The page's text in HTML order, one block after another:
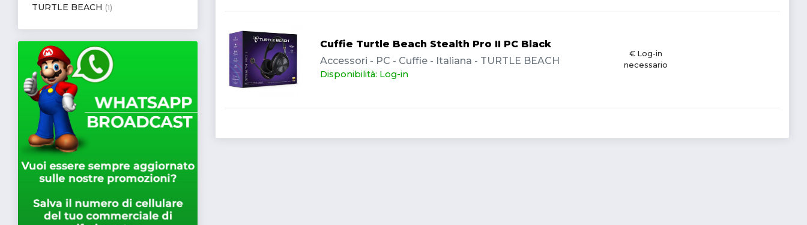
TURTLE BEACH (1)
Cuffie Turtle Beach Stealth Pro II PC Black
Accessori - PC - Cuffie - Italiana - TURTLE BEACH
Disponibilità: Log-in
€ Log-in
necessario